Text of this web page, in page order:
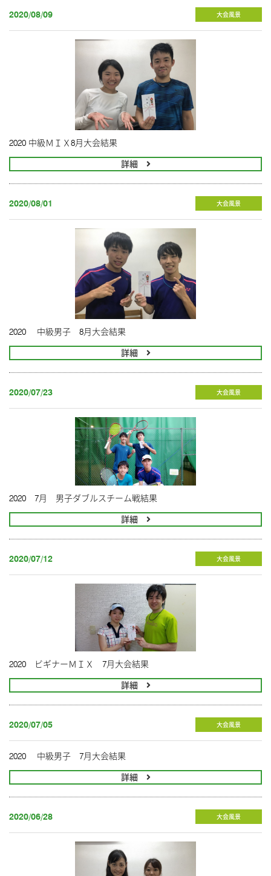
2020/08/09 大会風景
2020 中級ＭＩＸ8月大会結果
詳細
2020/08/01 大会風景
2020 中級男子 8月大会結果
詳細
2020/07/23 大会風景
2020 7月 男子ダブルスチーム戦結果
詳細
2020/07/12 大会風景
2020 ビギナーＭＩＸ 7月大会結果
詳細
2020/07/05 大会風景
2020 中級男子 7月大会結果
詳細
2020/06/28 大会風景